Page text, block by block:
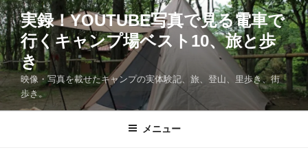
コ
ン
テ
ン
ツ
へ
ス
実録！YOUTUBE写真で見る電車で
行くキャンプ場ベスト10、旅と歩
き
映像・写真を載せたキャンプの実体験記、旅、登山、里歩き、街
歩き。
メニュー